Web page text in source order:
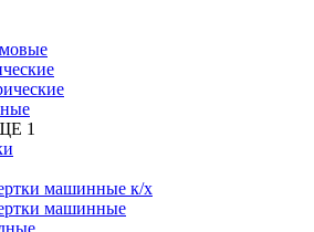
1
машинные к/х
машинные